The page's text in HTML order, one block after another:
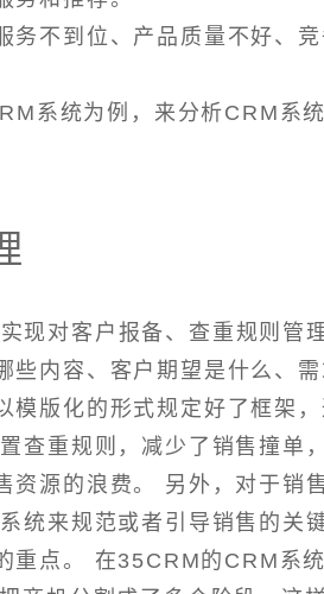
务不到位、产品质量不好、
系统为例，来分析CRM系
现对客户报备、查重规则管
些内容、客户期望是什么、
模版化的形式规定好了框架
查重规则，减少了销售撞单
资源的浪费。 另外，对于销
统来规范或者引导销售的关
重点。 在35CRM的CRM系